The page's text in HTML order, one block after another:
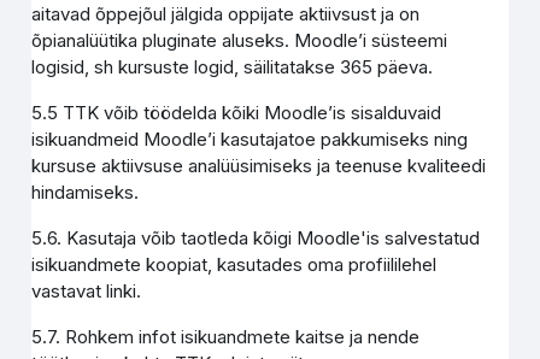
aitavad õppejõul jälgida oppijate aktiivsust ja on
õpianalüütika pluginate aluseks. Moodle’i süsteemi
logisid, sh kursuste logid, säilitatakse 365 päeva.
5.5 TTK võib töödelda kõiki Moodle’is sisalduvaid
isikuandmeid Moodle’i kasutajatoe pakkumiseks ning
kursuse aktiivsuse analüüsimiseks ja teenuse kvaliteedi
hindamiseks.
5.6. Kasutaja võib taotleda kõigi Moodle'is salvestatud
isikuandmete koopiat, kasutades oma profiililehel
vastavat linki.
5.7. Rohkem infot isikuandmete kaitse ja nende